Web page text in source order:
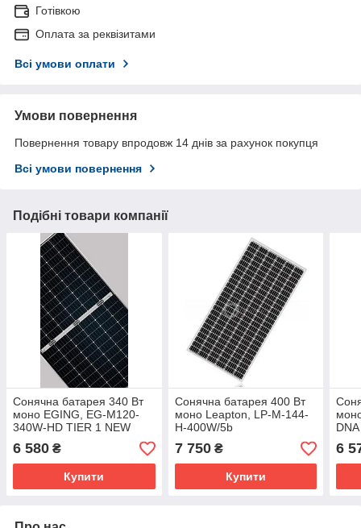
Готівкою
Оплата за реквізитами
Всі умови оплати
Умови повернення
Повернення товару впродовж 14 днів за рахунок покупця
Всі умови повернення
Подібні товари компанії
Сонячна батарея 340 Вт
моно EGING, EG-M120-
340W-HD TIER 1 NEW
6 580 ₴
Купити
Сонячна батарея 400 Вт
моно Leapton, LP-M-144-
H-400W/5b
7 750₴
Купити
6